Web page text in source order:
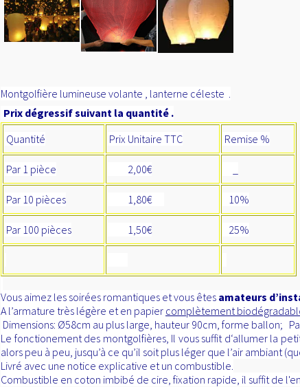
Montgolfière lumineuse volante , lanterne céleste .
Prix dégressif suivant la quantité .
Quantité
Prix Unitaire TTC Remise %
Par 1 pièce 2,00€
Par 10 pièces 1,80€ 10%
Par 100 pièces 1,50€ 25%
Vous aimez les soirées romantiques et vous êtes amateurs
A l’armature très légère et en papier complètement
Dimensions: Ø58cm au plus large, hauteur 90cm, forme ballon;
Le fonctionement des montgolfières, Il vous suffit d‘allumer la
alors peu à peu, jusqu’à ce qu’il soit plus léger que l’air
Livré avec une notice explicative et un combustible.
Combustible en coton imbibé de cire, fixation rapide, il suffit de